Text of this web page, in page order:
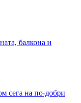
балкона и
сега на по-добри